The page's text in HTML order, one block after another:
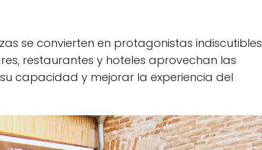
se convierten en protagonistas indiscutibles
restaurantes y hoteles aprovechan las
capacidad y mejorar la experiencia del